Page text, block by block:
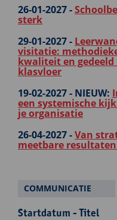
26-01-2027 -
sterk
29-01-2027 -
visitatie:
kwaliteit en
klasvloer
19-02-2027 - NIEUW:
een systemische
je organisatie
26-04-2027 -Van
meetbare
COMMUNICATIE
Startdatum - Titel